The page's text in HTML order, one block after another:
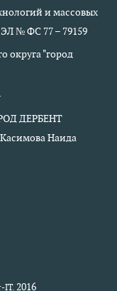
и массовых
№ ФС 77 – 79159
округа "город
ДЕРБЕНТ
Наида
IT.2016